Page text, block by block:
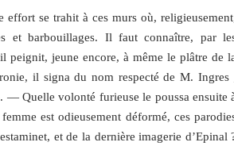
effort se trahit à ces murs où,
et barbouillages. Il faut connaître, par
peignit, jeune encore, à même le plâtre de
il signa du nom respecté de M. Ingres
— Quelle volonté furieuse le poussa ensuite
est odieusement déformé, ces
et de la dernière imagerie d’Epinal